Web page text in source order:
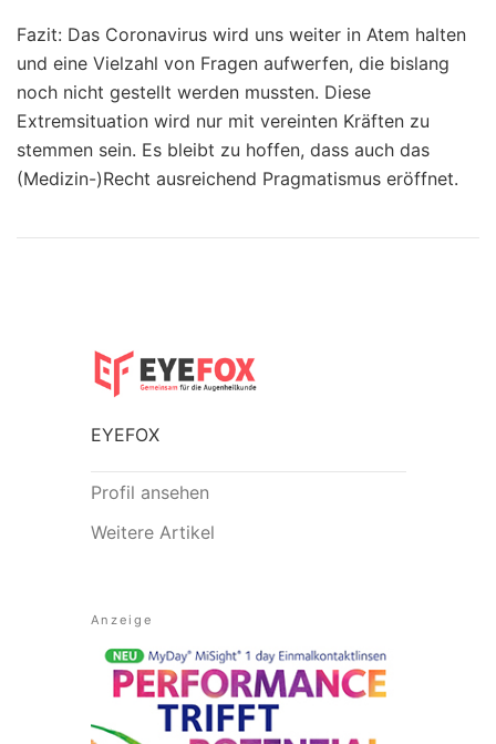
Fazit: Das Coronavirus wird uns weiter in Atem halten
und eine Vielzahl von Fragen aufwerfen, die bislang
noch nicht gestellt werden mussten. Diese
Extremsituation wird nur mit vereinten Kräften zu
stemmen sein. Es bleibt zu hoffen, dass auch das
(Medizin-)Recht ausreichend Pragmatismus eröffnet.
EYEFOX
Profil ansehen
Weitere Artikel